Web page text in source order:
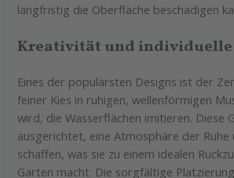
langfristig die Oberfläche beschädigen
Kreativität und individuelle
Eines der populärsten Designs ist der
feiner Kies in ruhigen, wellenförmigen
wird, die Wasserflächen imitieren. Diese
ausgerichtet, eine Atmosphäre der
schaffen, was sie zu einem idealen
Garten macht. Die sorgfältige